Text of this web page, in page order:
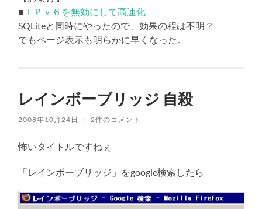
■ ＩＰｖ６を無効にして高速化
SQLiteと同時にやったので、効果の程は不明？
でもページ表示も明らかに早くなった。
レインボーブリッジ 自殺
2008年10月24日 / 2件のコメント
怖いタイトルですねぇ
「レインボーブリッジ」をgoogle検索したら